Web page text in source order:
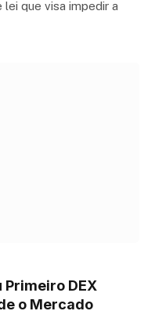
que visa impedir a
DEX
o Mercado